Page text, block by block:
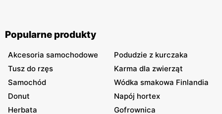
Popularne produkty
Akcesoria samochodowe
Podudzie z kurczaka
Tusz do rzęs
Karma dla zwierząt
Samochód
Wódka smakowa Finlandia
Donut
Napój hortex
Herbata
Gofrownica